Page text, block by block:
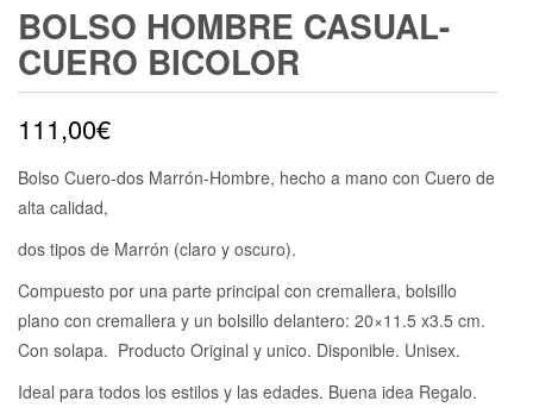
BOLSO HOMBRE CASUAL-
CUERO BICOLOR
111,00€
Bolso Cuero-dos Marrón-Hombre, hecho a mano con Cuero de
alta calidad,
dos tipos de Marrón (claro y oscuro).
Compuesto por una parte principal con cremallera, bolsillo
plano con cremallera y un bolsillo delantero: 20×11.5 x3.5 cm.
Con solapa. Producto Original y unico. Disponible. Unisex.
Ideal para todos los estilos y las edades. Buena idea Regalo.